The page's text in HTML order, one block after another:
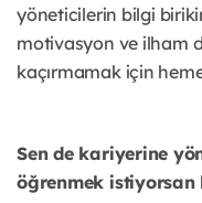
yöneticilerin bilgi
motivasyon ve ilham
kaçırmamak için
Sen de kariyerine
öğrenmek